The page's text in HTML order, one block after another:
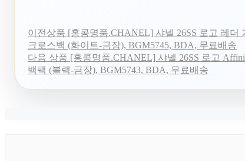
이전상품 [홍콩명품.CHANEL] 샤넬 26SS 로고 레더
크로스백 (화이트-금장), BGM5745, BDA, 무료배송
다음 상품 [홍콩명품.CHANEL] 샤넬 26SS 로고
백팩 (블랙-금장), BGM5743, BDA, 무료배송